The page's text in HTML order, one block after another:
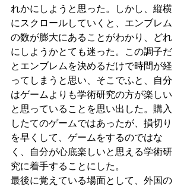
れかにしようと思った。しかし、縦横
にスクロールしていくと、エンブレム
の数が膨大にあることがわかり、どれ
にしようかとても迷った。この調子だ
とエンブレムを決めるだけで時間が経
ってしまうと思い、そこでふと、自分
はゲームよりも学術研究の方が楽しい
と思っていることを思い出した。購入
したてのゲームではあったが、損切り
を早くして、ゲームをするのではな
く、自分が心底楽しいと思える学術研
究に着手することにした。
最後に覚えている場面として、外国の